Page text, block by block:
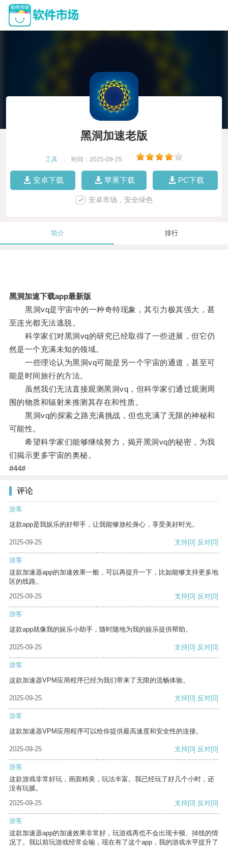
黑洞加速老版
工具 时间：2025-09-25
安卓下载 苹果下载 PC下载
安卓市场，安全绿色
简介 排行
黑洞加速下载app最新版
黑洞vq是宇宙中的一种奇特现象，其引力极其强大，甚
至连光都无法逃脱。
科学家们对黑洞vq的研究已经取得了一些进展，但它仍
然是一个充满未知的领域。
一些理论认为黑洞vq可能是另一个宇宙的通道，甚至可
能是时间旅行的方法。
虽然我们无法直接观测黑洞vq，但科学家们通过观测周
围的物质和辐射来推测其存在和性质。
黑洞vq的探索之路充满挑战，但也充满了无限的神秘和
可能性。
希望科学家们能够继续努力，揭开黑洞vq的秘密，为我
们揭示更多宇宙的奥秘。
#44#
评论
游客
这款app是我娱乐的好帮手，让我能够放松身心，享受美好时光。
2025-09-25 支持[0] 反对[0]
游客
这款加速器app的加速效果一般，可以再提升一下，比如能够支持更多地
区的线路。
2025-09-25
支持[0] 反对[0]
游客
这款app就像我的娱乐小助手，随时随地为我的娱乐提供帮助。
2025-09-25 支持[0] 反对[0]
游客
这款加速器VPM应用程序已经为我们带来了无限的流畅体验。
2025-09-25 支持[0] 反对[0]
游客
这款加速器VPM应用程序可以给你提供最高速度和安全性的连接。
2025-09-25 支持[0] 反对[0]
游客
这款游戏非常好玩，画面精美，玩法丰富。我已经玩了好几个小时，还
没有玩腻。
2025-09-25
支持[0] 反对[0]
游客
这款加速器app的加速效果非常好，玩游戏再也不会出现卡顿、掉线的情
况了。我以前玩游戏经常会输，现在有了这个app，我的游戏水平提升了